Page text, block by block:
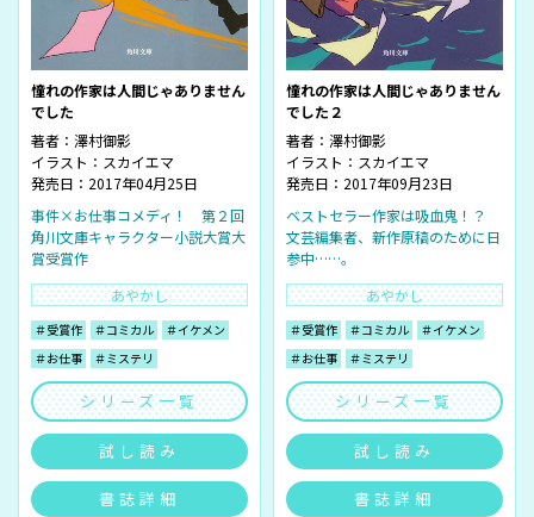
憧れの作家は人間じゃありません
でした
著者： 澤村御影
イラスト： スカイエマ
発売日：2017年04月25日
事件×お仕事コメディ！ 第２回
角川文庫キャラクター小説大賞大
賞受賞作
あやかし
＃受賞作 ＃コミカル
＃イケメン
＃お仕事
＃ミステリ
シリーズ一覧
試し読み
書誌詳細
憧れの作家は人間じゃありません
でした２
著者： 澤村御影
イラスト： スカイエマ
発売日：2017年09月23日
ベストセラー作家は吸血鬼！？
文芸編集者、新作原稿のために日
参中……。
あやかし
＃受賞作 ＃コミカル
＃イケメン
＃お仕事
＃ミステリ
シリーズ一覧
試し読み
書誌詳細